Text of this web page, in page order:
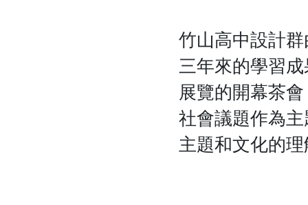
竹山高中設計
三年來的學習
展覽的開幕茶
社會議題作為
主題和文化的